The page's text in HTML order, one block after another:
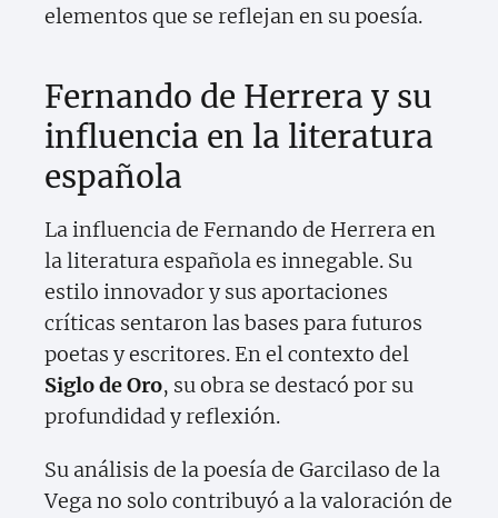
elementos que se reflejan en su poesía.
Fernando de Herrera y su
influencia en la literatura
española
La influencia de Fernando de Herrera en
la literatura española es innegable. Su
estilo innovador y sus aportaciones
críticas sentaron las bases para futuros
poetas y escritores. En el contexto del
Siglo de Oro, su obra se destacó por su
profundidad y reflexión.
Su análisis de la poesía de Garcilaso de la
Vega no solo contribuyó a la valoración de